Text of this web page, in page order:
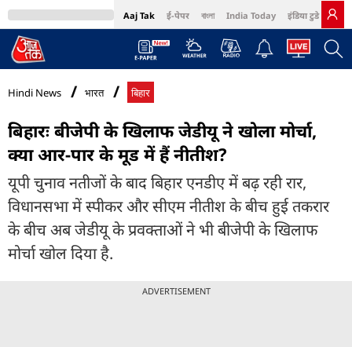
Aaj Tak ई-पेपर বাংলা India Today इंडिया टुडे हिंदी
MumbaiTak Cosmopolitan Harper's Bazaar Northeast
Hindi News भारत बिहार
बिहारः बीजेपी के खिलाफ जेडीयू ने खोला मोर्चा,
क्या आर-पार के मूड में हैं नीतीश?
यूपी चुनाव नतीजों के बाद बिहार एनडीए में बढ़ रही रार,
विधानसभा में स्पीकर और सीएम नीतीश के बीच हुई तकरार
के बीच अब जेडीयू के प्रवक्ताओं ने भी बीजेपी के खिलाफ
मोर्चा खोल दिया है.
ADVERTISEMENT